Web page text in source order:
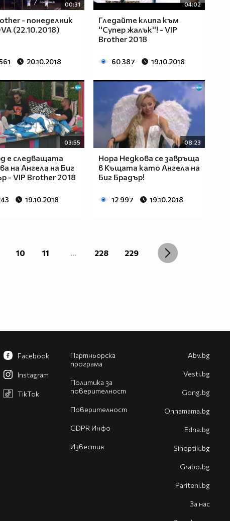
00:31
- понеделник
(22.10.2018)
20.10.2018
04:02
Гледайте клипа към
''Супер жалък''! - VIP
Brother 2018
60 387 19.10.2018
03:55
е следващата
на Ангела на Биг
- VIP Brother 2018
19.10.2018
08:23
Нора Недкова се завръща
в Къщата като Ангела на
Биг Брадър!
12 997 19.10.2018
10 11 ... 228 229
Партньорска
програма
Политика за
поверителност
Поверителност
GDPR Инфо
Известия
Facebook
Instagram
TikTok
Abv.bg
Vesti.bg
Gong.bg
Оhnamama.bg
Edna.bg
Sinoptik.bg
Grabo.bg
Pariteni.bg
За нас